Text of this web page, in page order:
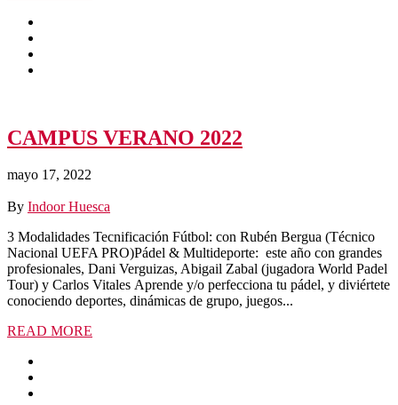
CAMPUS VERANO 2022
mayo 17, 2022
By Indoor Huesca
3 Modalidades Tecnificación Fútbol: con Rubén Bergua (Técnico
Nacional UEFA PRO)Pádel & Multideporte: este año con grandes
profesionales, Dani Verguizas, Abigail Zabal (jugadora World Padel
Tour) y Carlos Vitales Aprende y/o perfecciona tu pádel, y diviértete
conociendo deportes, dinámicas de grupo, juegos...
READ MORE